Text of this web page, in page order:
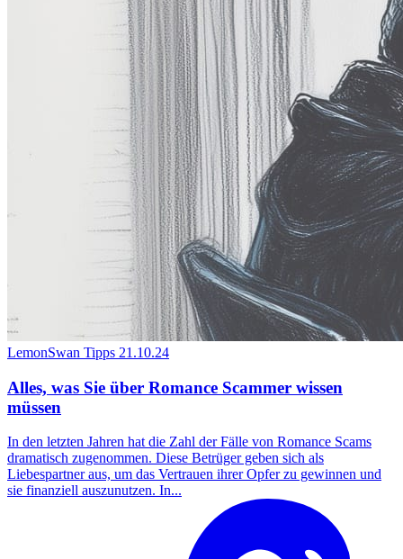
LemonSwan Tipps 21.10.24
Alles, was Sie über Romance Scammer wissen
müssen
In den letzten Jahren hat die Zahl der Fälle von Romance Scams
dramatisch zugenommen. Diese Betrüger geben sich als
Liebespartner aus, um das Vertrauen ihrer Opfer zu gewinnen und
sie finanziell auszunutzen. In...